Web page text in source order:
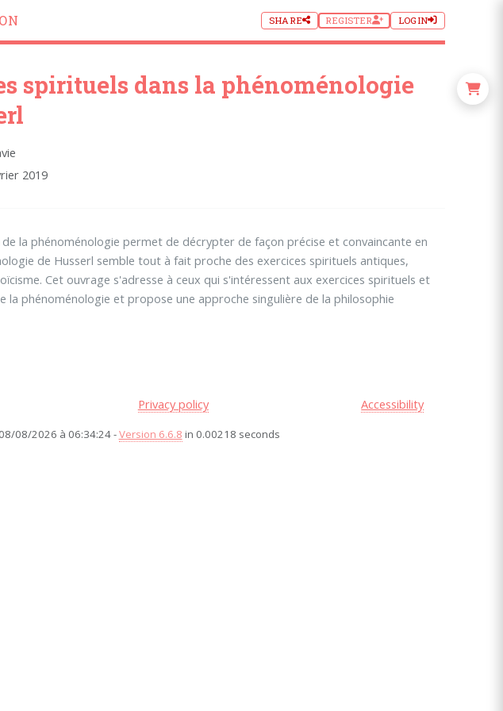
SHARE REGISTER LOGIN
spirituels dans la phénoménologie
2019
la phénoménologie permet de décrypter de façon précise et convaincante en
de Husserl semble tout à fait proche des exercices spirituels antiques,
Cet ouvrage s'adresse à ceux qui s'intéressent aux exercices spirituels et
la phénoménologie et propose une approche singulière de la philosophie
Privacy policy Accessibility
08/2026 à 06:34:24 -Version 6.6.8 in 0.00218 seconds